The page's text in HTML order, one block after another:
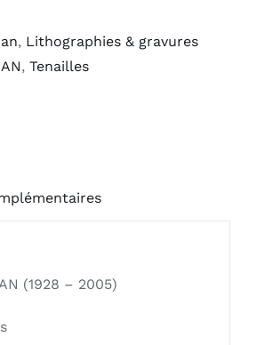
, Lithographies & gravures
, Tenailles
(1928 – 2005)